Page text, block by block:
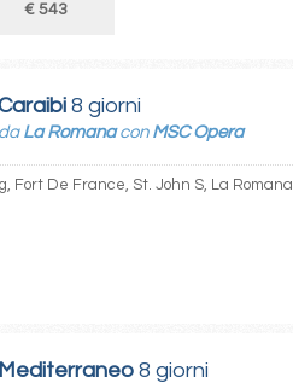
€ 543
8 giorni
da La Romanacon MSC Opera
Fort De France, St. John S, La Romana
Mediterraneo 8 giorni